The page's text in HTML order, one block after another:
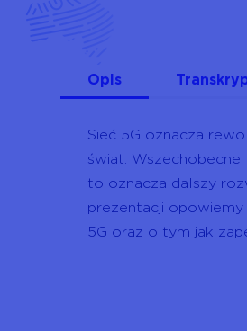
Opis
Sieć 5G oznacza
świat.
to oznacza dalszy
prezentacji
5G oraz o tym jak